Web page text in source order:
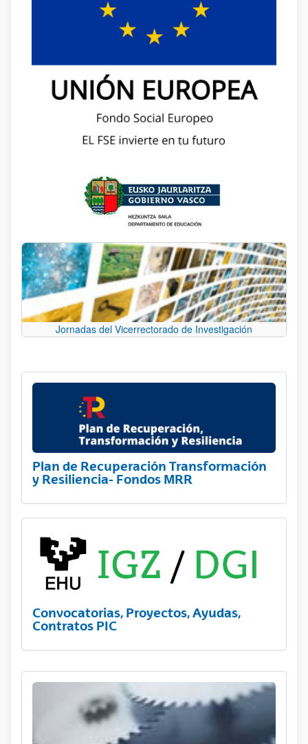
Jornadas del Vicerrectorado de Investigación
Plan de Recuperación Transformación
y Resiliencia- Fondos MRR
Convocatorias, Proyectos, Ayudas,
Contratos PIC